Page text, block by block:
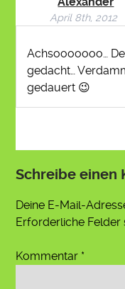
April 8th, 2012
Achsooooooo…
gedacht…
gedauert 😉
Schreibe einen
Deine E-Mail-
Erforderliche Felder
Kommentar *